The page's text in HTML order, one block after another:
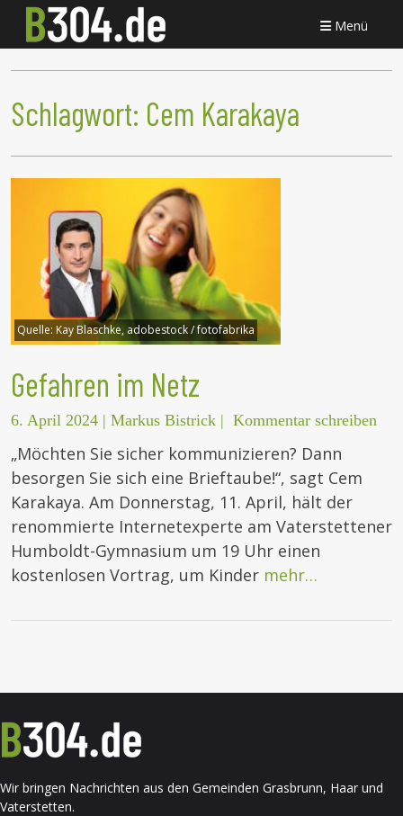
Menü
Schlagwort: Cem Karakaya
Quelle: Kay Blaschke, adobestock / fotofabrika
Gefahren im Netz
6. April 2024 | Markus Bistrick | Kommentar schreiben
„Möchten Sie sicher kommunizieren? Dann
besorgen Sie sich eine Brieftaube!“, sagt Cem
Karakaya. Am Donnerstag, 11. April, hält der
renommierte Internetexperte am Vaterstettener
Humboldt-Gymnasium um 19 Uhr einen
kostenlosen Vortrag, um Kinder mehr…
Wir bringen Nachrichten aus den Gemeinden Grasbrunn, Haar und
Vaterstetten.